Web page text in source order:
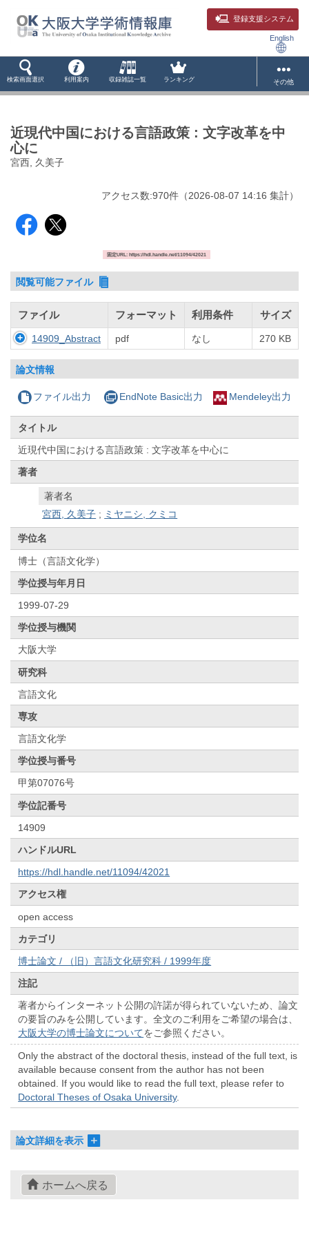
登録支援システム
English
検索画面選択 利用案内 収録雑誌一覧 ランキング その他
近現代中国における言語政策 : 文字改革を中
心に
宮西, 久美子
アクセス数:970件 （2026-08-07 14:16 集計）
固定URL: https://hdl.handle.net/11094/42021
閲覧可能ファイル
ファイル フォーマット 利用条件 サイズ
14909_Abstract pdf なし 270 KB
論文情報
ファイル出力 EndNote Basic出力 Mendeley出力
タイトル
近現代中国における言語政策 : 文字改革を中心に
著者
著者名
宮西, 久美子 ; ミヤニシ, クミコ
学位名
博士（言語文化学）
学位授与年月日
1999-07-29
学位授与機関
大阪大学
研究科
言語文化
専攻
言語文化学
学位授与番号
甲第07076号
学位記番号
14909
ハンドルURL
https://hdl.handle.net/11094/42021
アクセス権
open access
カテゴリ
博士論文 / （旧）言語文化研究科 / 1999年度
注記
著者からインターネット公開の許諾が得られていないため、論文
の要旨のみを公開しています。全文のご利用をご希望の場合は、
大阪大学の博士論文についてをご参照ください。
Only the abstract of the doctoral thesis, instead of the full text, is
available because consent from the author has not been
obtained. If you would like to read the full text, please refer to
Doctoral Theses of Osaka University.
論文詳細を表示
ホームへ戻る